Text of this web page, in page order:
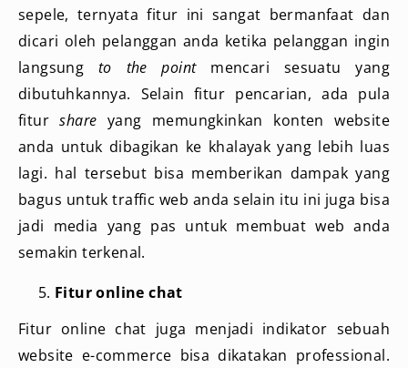
sepele, ternyata fitur ini sangat bermanfaat dan
dicari oleh pelanggan anda ketika pelanggan ingin
langsung to the pointmencari sesuatu yang
dibutuhkannya. Selain fitur pencarian, ada pula
fiturshare yang memungkinkan konten website
anda untuk dibagikan ke khalayak yang lebih luas
lagi. hal tersebut bisa memberikan dampak yang
bagus untuk traffic web anda selain itu ini juga bisa
jadi media yang pas untuk membuat web anda
semakin terkenal.
Fitur online chat
Fitur online chat juga menjadi indikator sebuah
website e-commerce bisa dikatakan professional.